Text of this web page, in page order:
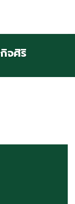
จศิริ